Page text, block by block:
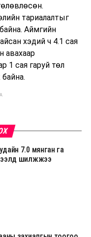
тариалалтыг
Аймгийн
хэдий ч 4.1 сая
авахаар
1 сая гаруй төл
7.0 мянган га
шилжжээ